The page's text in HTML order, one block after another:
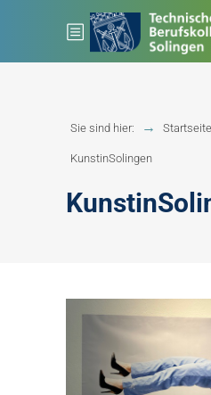
Sie sind hier: Startseite
KunstinSolingen